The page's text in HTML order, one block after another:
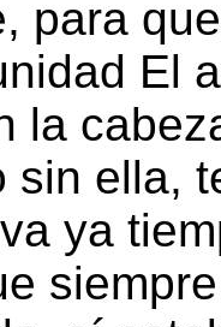
para
El
la
sin ella,
ya